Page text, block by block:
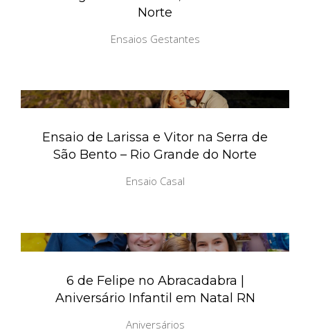
Norte
Ensaios Gestantes
Ensaio de Larissa e Vitor na Serra de
São Bento – Rio Grande do Norte
Ensaio Casal
6 de Felipe no Abracadabra |
Aniversário Infantil em Natal RN
Aniversários